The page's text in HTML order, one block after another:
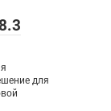
для